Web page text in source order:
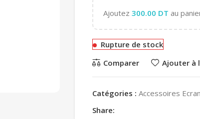
Ajoutez 300.00 DT au
Rupture de stock
Comparer
Ajouter à
Catégories : Accessoires Ecran
Share: